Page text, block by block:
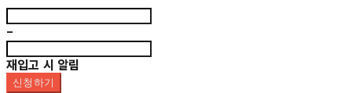
-
재입고 시 알림
신청하기